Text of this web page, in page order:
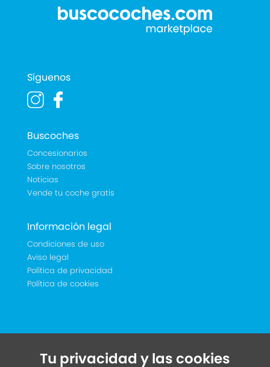
Síguenos
Buscoches
Concesionarios
Sobre nosotros
Noticias
Vende tu coche gratis
Información legal
Condiciones de uso
Aviso legal
Política de privacidad
Política de cookies
Tu privacidad y las cookies